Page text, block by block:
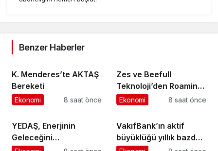
Benzer Haberler
K. Menderes’te AKTAŞ
Bereketi
Ekonomi 8 saat önce
Zes ve Beefull
Teknoloji’den Roaming
İş Birliği
Ekonomi 8 saat önce
YEDAŞ, Enerjinin
Geleceğini
Şekillendirecek Genç
VakıfBank’ın aktif
büyüklüğü yıllık bazda
yüzde 28 artışla 5,8